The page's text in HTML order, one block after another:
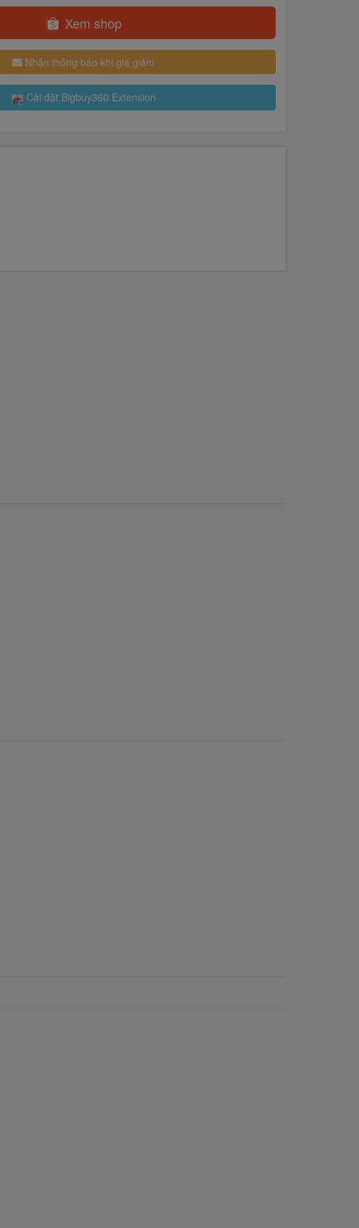
Xem shop
Nhận thông báo khi giá giảm
Cài đặt Bigbuy360 Extension